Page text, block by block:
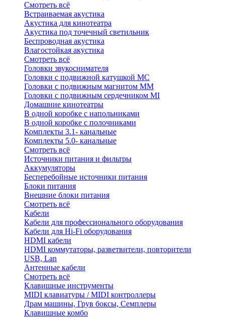
Смотреть всё
Встраиваемая акустика
Акустика для кинотеатра
Акустика под точечный светильник
Беспроводная акустика
Влагостойкая акустика
Смотреть всё
Головки звукоснимателя
Головки с подвижной катушкой MC
Головки с подвижным магнитом ММ
Головки с подвижным сердечником MI
Домашние кинотеатры
В одной коробке с напольниками
В одной коробке с полочниками
Комплекты 3.1- канальные
Комплекты 5.0- канальные
Смотреть всё
Источники питания и фильтры
Аккумуляторы
Бесперебойные источники питания
Блоки питания
Внешние блоки питания
Смотреть всё
Кабели
Кабели для профессионального оборудования
Кабели для Hi-Fi оборудования
HDMI кабели
HDMI коммутаторы, разветвители, повторители
USB, Lan
Антенные кабели
Смотреть всё
Клавишные инструменты
MIDI клавиатуры / MIDI контроллеры
Драм машины, Грув боксы, Семплеры
Клавишные комбо